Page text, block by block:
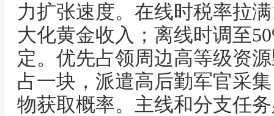
力扩张速度。在线时税率拉
大化黄金收入；离线时调至
定。优先占领周边高等级资
占一块，派遣高后勤军官采
物获取概率。主线和分支任